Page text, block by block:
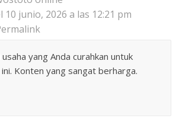
10 junio, 2026 a las 12:21 pm
yang Anda curahkan untuk
Konten yang sangat berharga.